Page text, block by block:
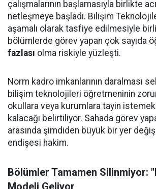
çalışmalarının başlamasıyla birlikte
netleşmeye başladı. Bilişim
aşamalı olarak tasfiye edilmesiyle
bölümlerde görev yapan çok sayıda
fazlası olma riskiyle yüzleşti.
Norm kadro imkanlarının daralması
bilişim teknolojileri öğretmeninin
okullara veya kurumlara tayin
kalacağı belirtiliyor. Sahada görev
arasında şimdiden büyük bir yer
endişesi hakim.
Bölümler Tamamen Silinmiyor:
Modeli Geliyor